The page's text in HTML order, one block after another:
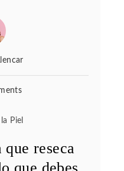
Piel
reseca